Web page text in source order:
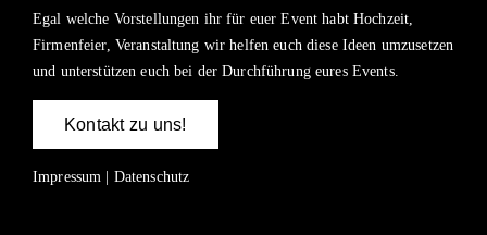
Egal welche Vorstellungen ihr für euer Event habt Hochzeit,
Firmenfeier, Veranstaltung wir helfen euch diese Ideen umzusetzen
und unterstützen euch bei der Durchführung eures Events.
Kontakt zu uns!
Impressum Datenschutz